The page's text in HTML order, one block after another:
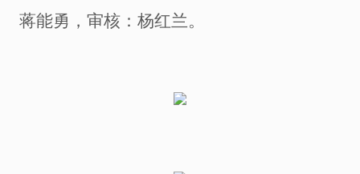
蒋能勇， 审核：杨红兰。